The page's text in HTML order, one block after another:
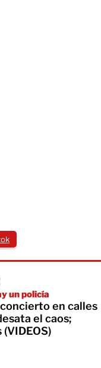
un policía
en calles
el caos;